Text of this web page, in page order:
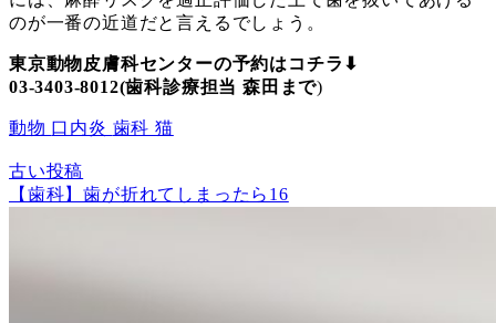
のが一番の近道だと言えるでしょう。
東京動物皮膚科センターの予約はコチラ⬇︎
03-3403-8012(歯科診療担当 森田まで)
動物 口内炎 歯科猫
古い投稿
【歯科】歯が折れてしまったら16